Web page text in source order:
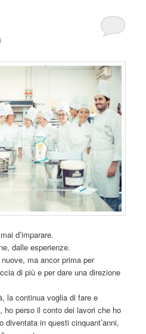
d’imparare.
dalle esperienze.
ma ancor prima per
di più e per dare una direzione
la continua voglia di fare e
ho perso il conto dei lavori che ho
diventata in questi cinquant’anni,